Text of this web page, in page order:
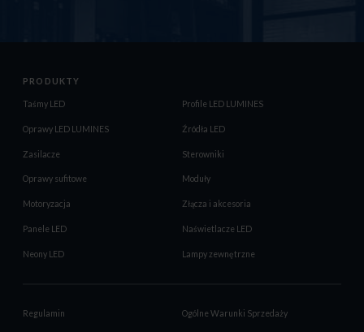
PRODUKTY
Taśmy LED Profile LED LUMINES
Oprawy LED LUMINES Źródła LED
Zasilacze Sterowniki
Oprawy sufitowe Moduły
Motoryzacja Złącza i akcesoria
Panele LED Naświetlacze LED
Neony LED Lampy zewnętrzne
Regulamin Ogólne Warunki Sprzedaży